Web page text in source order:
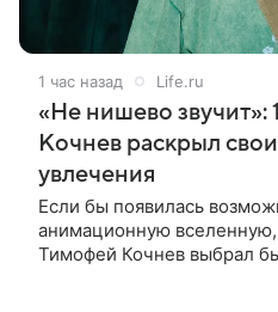
1 час назад Life.ru
«Не нишево
Кочнев раскрыл
увлечения
Если бы появилась
анимационную
Тимофей Кочнев выбрал